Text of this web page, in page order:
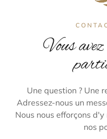
Vous
Une question ? Une
Adressez-nous un
Nous nous efforçons
nos